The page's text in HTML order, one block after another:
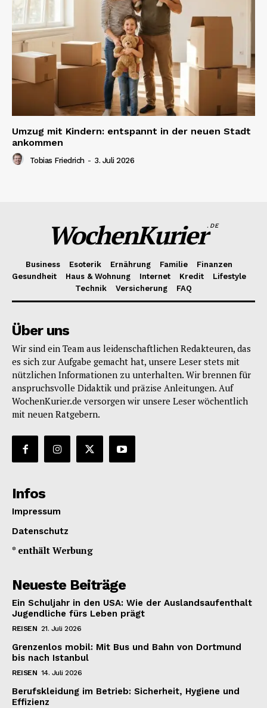
Umzug mit Kindern: entspannt in der neuen Stadt
ankommen
Tobias Friedrich - 3. Juli 2026
WochenKurier.DE
Business Esoterik Ernährung Familie
Finanzen
Gesundheit
Haus & Wohnung Internet Kredit
Lifestyle
Technik
Versicherung FAQ
Über uns
Wir sind ein Team aus leidenschaftlichen Redakteuren, das
es sich zur Aufgabe gemacht hat, unsere Leser stets mit
nützlichen Informationen zu unterhalten. Wir brennen für
anspruchsvolle Didaktik und präzise Anleitungen. Auf
WochenKurier.de versorgen wir unsere Leser wöchentlich
mit neuen Ratgebern.
Infos
Impressum
Datenschutz
* enthält Werbung
Neueste Beiträge
Ein Schuljahr in den USA: Wie der Auslandsaufenthalt
Jugendliche fürs Leben prägt
REISEN 21. Juli 2026
Grenzenlos mobil: Mit Bus und Bahn von Dortmund
bis nach Istanbul
REISEN 14. Juli 2026
Berufskleidung im Betrieb: Sicherheit, Hygiene und
Effizienz